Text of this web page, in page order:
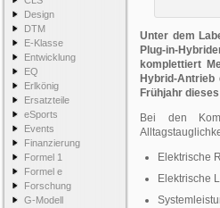
Design
DTM
E-Klasse
Entwicklung
EQ
Erlkönig
Ersatzteile
eSports
Events
Finanzierung
Formel 1
Formel e
Forschung
G-Modell
Unter dem
Plug-in-
komplettiert
Hybrid-
Frühjahr
Bei den
Elektrische
Elektrische